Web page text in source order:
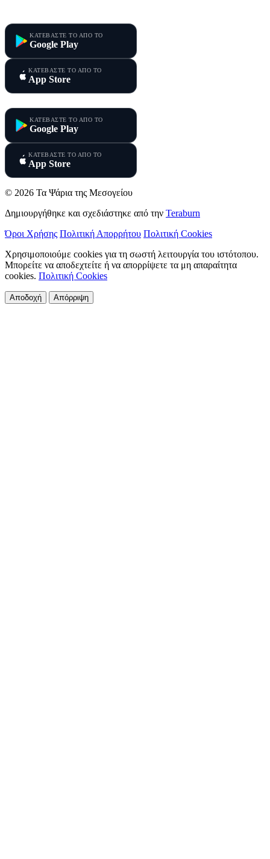
ΚΑΤΕΒΑΣΤΕ ΤΟ ΑΠΟ ΤΟ
Google Play
ΚΑΤΕΒΑΣΤΕ ΤΟ ΑΠΟ ΤΟ
App Store
ΚΑΤΕΒΑΣΤΕ ΤΟ ΑΠΟ ΤΟ
Google Play
ΚΑΤΕΒΑΣΤΕ ΤΟ ΑΠΟ ΤΟ
App Store
© 2026 Τα Ψάρια της Μεσογείου
Δημιουργήθηκε και σχεδιάστηκε από την Teraburn
Όροι Χρήσης Πολιτική Απορρήτου Πολιτική Cookies
Χρησιμοποιούμε cookies για τη σωστή λειτουργία του ιστότοπου.
Μπορείτε να αποδεχτείτε ή να απορρίψετε τα μη απαραίτητα
cookies. Πολιτική Cookies
Αποδοχή Απόρριψη